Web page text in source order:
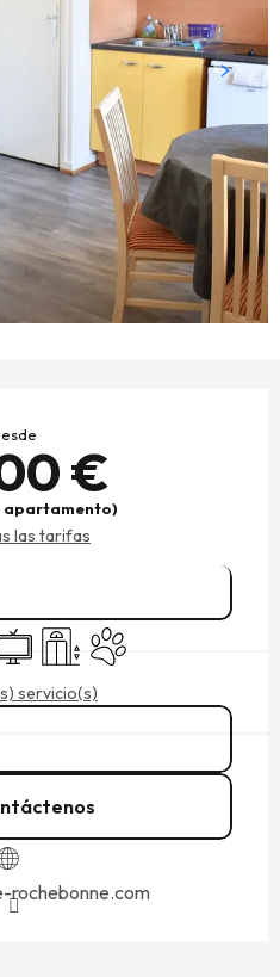
€
apartamento)
las tarifas
y ropa de cama
AscensorSe aceptan animales
servicio(s)
rochebonne.com